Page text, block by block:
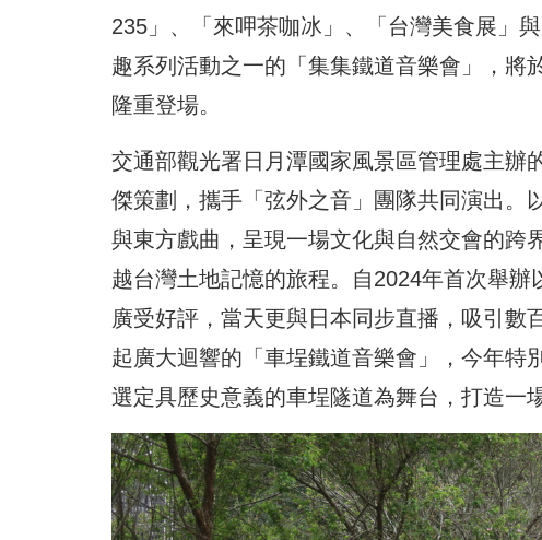
235」、「來呷茶咖冰」、「台灣美食展」
趣系列活動之一的「集集鐵道音樂會」，將
隆重登場。
交通部觀光署日月潭國家風景區管理處主辦
傑策劃，攜手「弦外之音」團隊共同演出。
與東方戲曲，呈現一場文化與自然交會的跨
越台灣土地記憶的旅程。自2024年首次舉
廣受好評，當天更與日本同步直播，吸引數
起廣大迴響的「車埕鐵道音樂會」，今年特
選定具歷史意義的車埕隧道為舞台，打造一